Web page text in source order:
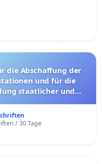
und für die
staatlicher und
/ 30 Tage